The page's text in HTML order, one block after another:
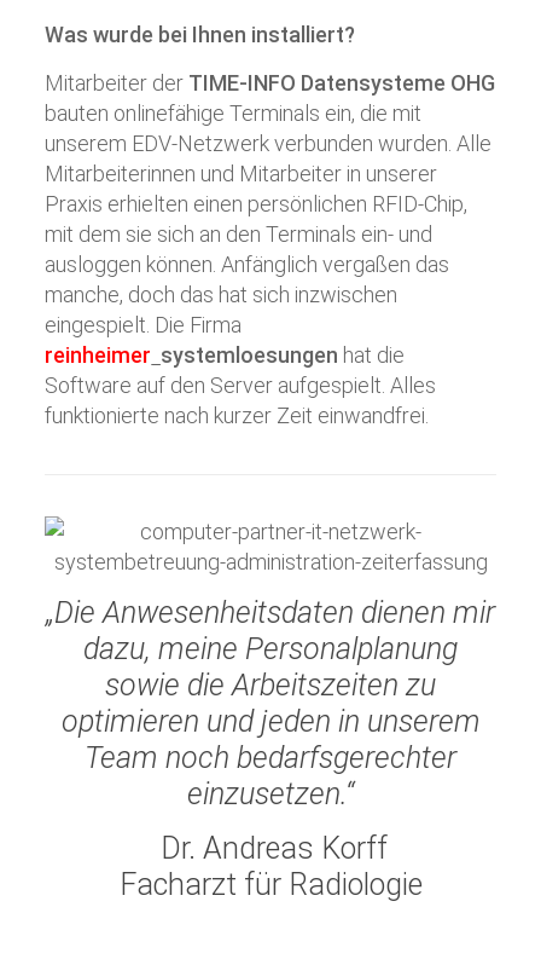
Was wurde bei Ihnen installiert?
Mitarbeiter der TIME-INFO Datensysteme OHG
bauten onlinefähige Terminals ein, die mit
unserem EDV-Netzwerk verbunden wurden. Alle
Mitarbeiterinnen und Mitarbeiter in unserer
Praxis erhielten einen persönlichen RFID-Chip,
mit dem sie sich an den Terminals ein- und
ausloggen können. Anfänglich vergaßen das
manche, doch das hat sich inzwischen
eingespielt. Die Firma
reinheimer systemloesungen hat die
Software auf den Server aufgespielt. Alles
funktionierte nach kurzer Zeit einwandfrei.
„Die Anwesenheitsdaten dienen mir
dazu, meine Personalplanung
sowie die Arbeitszeiten zu
optimieren und jeden in unserem
Team noch bedarfsgerechter
einzusetzen.“
Dr. Andreas Korff
Facharzt für Radiologie